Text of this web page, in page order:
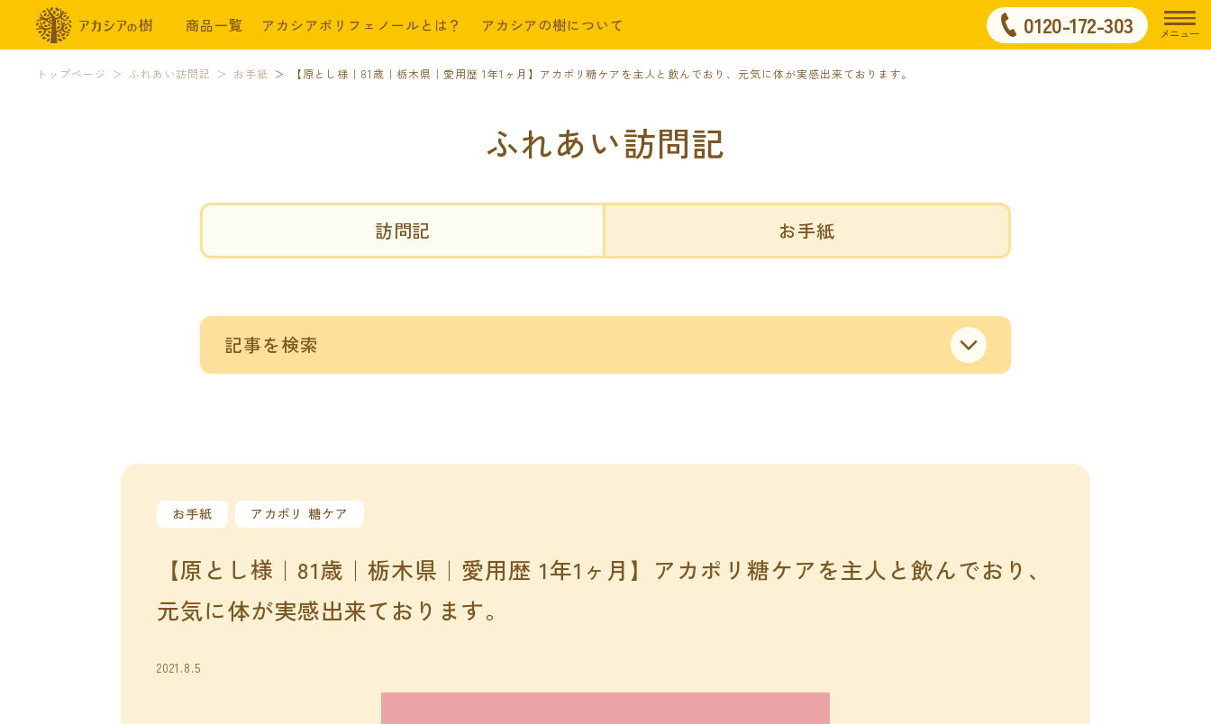
メニュー
商品一覧 アカシアポリフェノールとは？ アカシアの樹について 0120-172-303
トップページ ふれあい訪問記 お手紙 【原とし様｜81歳｜栃木県｜愛用歴 1年1ヶ月】アカポリ糖ケアを主人と飲んでおり、元気に体が実感出来ております。
ふれあい訪問記
訪問記 お手紙
記事を検索
お手紙 アカポリ 糖ケア
【原とし様｜81歳｜栃木県｜愛用歴 1年1ヶ月】アカポリ糖ケアを主人と飲んでおり、
元気に体が実感出来ております。
2021.8.5